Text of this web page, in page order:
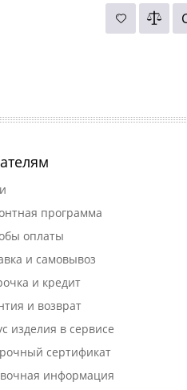
программа
оплаты
и самовывоз
и кредит
и возврат
изделия в сервисе
сертификат
информация